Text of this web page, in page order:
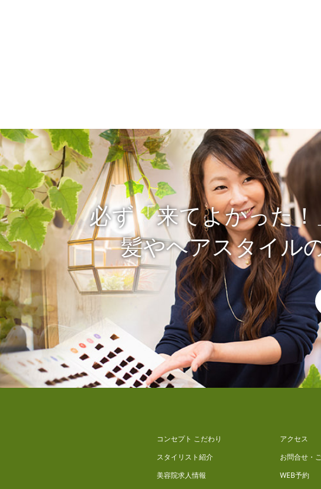
必ず「来てよかった
髪やヘアスタイル
コンセプト こだわり
スタイリスト紹介
美容院求人情報
アクセス
お問合せ・
WEB予約